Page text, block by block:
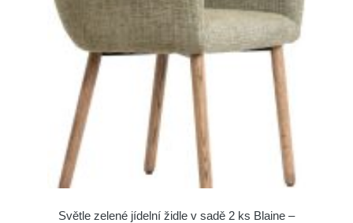
Světle zelené jídelní židle v sadě 2 ks Blaine –